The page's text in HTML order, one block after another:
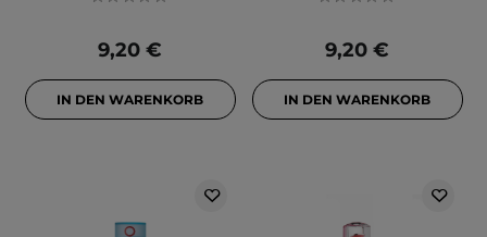
9,20 €
IN DEN WARENKORB
9,20 €
IN DEN WARENKORB